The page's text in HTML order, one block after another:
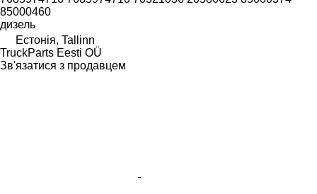
85000460
дизель
Естонія, Tallinn
TruckParts Eesti OÜ
Зв'язатися з продавцем